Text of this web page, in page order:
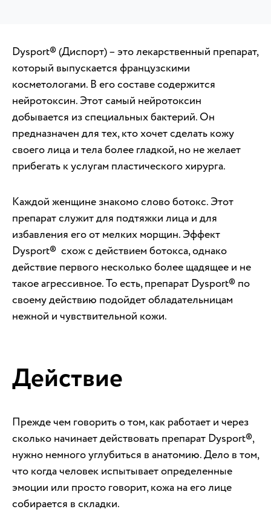
Dysport® (Диспорт) – это лекарственный препарат,
который выпускается французскими
косметологами. В его составе содержится
нейротоксин. Этот самый нейротоксин
добывается из специальных бактерий. Он
предназначен для тех, кто хочет сделать кожу
своего лица и тела более гладкой, но не желает
прибегать к услугам пластического хирурга.
Каждой женщине знакомо слово ботокс. Этот
препарат служит для подтяжки лица и для
избавления его от мелких морщин. Эффект
Dysport® схож с действием ботокса, однако
действие первого несколько более щадящее и не
такое агрессивное. То есть, препарат Dysport® по
своему действию подойдет обладательницам
нежной и чувствительной кожи.
Действие
Прежде чем говорить о том, как работает и через
сколько начинает действовать препарат Dysport®,
нужно немного углубиться в анатомию. Дело в том,
что когда человек испытывает определенные
эмоции или просто говорит, кожа на его лице
собирается в складки.